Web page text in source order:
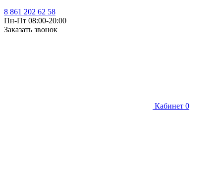
8 861 202 62 58
Пн-Пт 08:00-20:00
Заказать звонок
Кабинет 0